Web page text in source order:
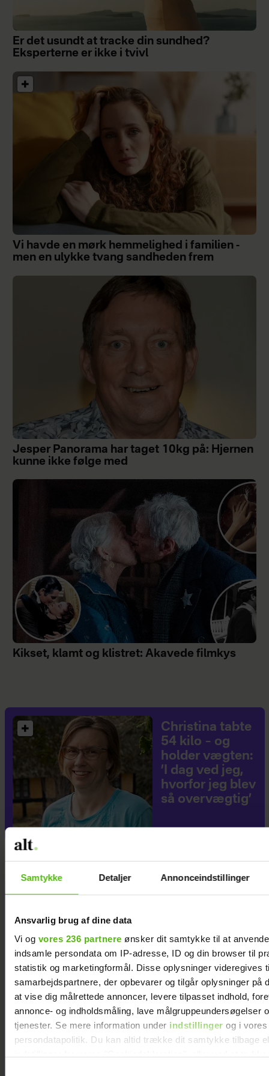
Samtykke Detaljer Annonceindstillinger
Ansvarlig brug af dine data
Vi og vores 236 partnere ønsker dit samtykke til at
indsamle persondata om IP-adresse, ID og din browser til
statistik og marketingformål. Disse oplysninger videregives
samarbejdspartnere, der opbevarer og tilgår oplysninger på
at vise dig målrettede annoncer, levere tilpasset indhold,
annonce- og indholdsmåling, lave målgruppeundersøgelser
tjenester. Se mere information under indstillinger og i vores
persondatapolitik. Du kan altid trække dit samtykke tilbage
Er det usundt at tracke din sundhed?
Eksperterne er ikke i tvivl
Vi havde en mørk hemmelighed i familien -
men en ulykke tvang sandheden frem
Jesper Panorama har taget 10kg på: Hjernen
kunne ikke følge med
Kikset, klamt og klistret: Akavede filmkys
Christina tabte
54 kilo – og
holder vægten:
’I dag ved jeg,
hvorfor jeg blev
så overvægtig’